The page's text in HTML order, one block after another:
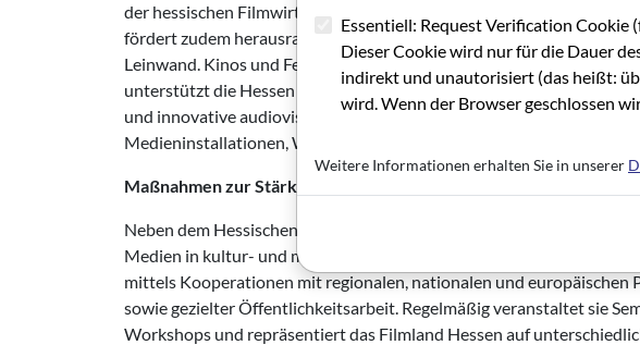
der hessischen Filmwirtschaft etablieren können. Die Hessen Film &
fördert zudem herausragende Dokumentarfilm-Formate auch für die
Leinwand. Kinos und Festivals, also Orte, an denen Filmkultur im
unterstützt die Hessen Film & Medien ebenso wie Kinoproduktionen,
und innovative audiovisuelle Inhalte, zum Beispiel 360°-Filme,
Medieninstallationen, Web-Applikationen und Virtual Reality.
Maßnahmen zur Stärkung des Standorts
Neben dem Hessischen Film- und Kinopreis engagiert sich die Hessen
Medien in kultur- und medienpolitischen Fragen. Sie schafft
mittels Kooperationen mit regionalen, nationalen und europäischen
sowie gezielter Öffentlichkeitsarbeit. Regelmäßig veranstaltet sie
Workshops und repräsentiert das Filmland Hessen auf
Essentiell: Request Verification Cookie
Dieser Cookie wird nur für die Dauer
indirekt und unautorisiert (das heißt:
wird. Wenn der Browser geschlossen
Weitere Informationen erhalten Sie in unserer